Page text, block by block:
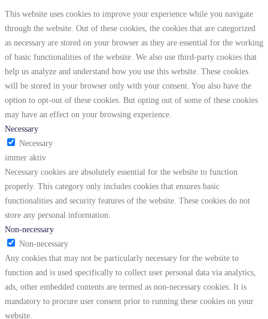
This website uses cookies to improve your experience while you navigate
through the website. Out of these cookies, the cookies that are categorized
as necessary are stored on your browser as they are essential for the working
of basic functionalities of the website. We also use third-party cookies that
help us analyze and understand how you use this website. These cookies
will be stored in your browser only with your consent. You also have the
option to opt-out of these cookies. But opting out of some of these cookies
may have an effect on your browsing experience.
Necessary
Necessary
immer aktiv
Necessary cookies are absolutely essential for the website to function
properly. This category only includes cookies that ensures basic
functionalities and security features of the website. These cookies do not
store any personal information.
Non-necessary
Non-necessary
Any cookies that may not be particularly necessary for the website to
function and is used specifically to collect user personal data via analytics,
ads, other embedded contents are termed as non-necessary cookies. It is
mandatory to procure user consent prior to running these cookies on your
website.